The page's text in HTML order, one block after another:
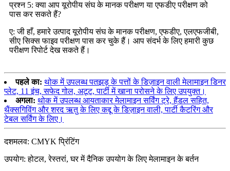
प्रश्न 5: क्या आप यूरोपीय संघ के मानक परीक्षण या एफडीए परीक्षण को
पास कर सकते हैं?
ए: जी हाँ, हमारे उत्पाद यूरोपीय संघ के मानक परीक्षण, एफडीए, एलएफजीबी,
सीए सिक्स फाइव परीक्षण पास कर चुके हैं। आप संदर्भ के लिए हमारी कुछ
परीक्षण रिपोर्ट देख सकते हैं।
पहले का: थोक में उपलब्ध पतझड़ के पत्तों के डिज़ाइन वाली मेलामाइन डिनर
प्लेट, 11 इंच, सफेद गोल, अटूट, पार्टी में खाना परोसने के लिए उपयुक्त।
अगला: थोक में उपलब्ध आयताकार मेलामाइन सर्विंग ट्रे, हैंडल सहित,
थैंक्सगिविंग और शरद ऋतु के लिए कद्दू के डिज़ाइन वाली, पार्टी कैटरिंग और
टेबल सर्विंग के लिए।
दशमलव: CMYK प्रिंटिंग
उपयोग: होटल, रेस्तरां, घर में दैनिक उपयोग के लिए मेलामाइन के बर्तन